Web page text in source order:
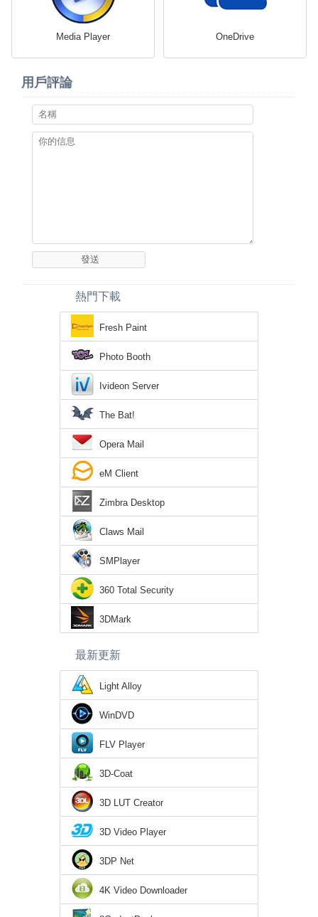
Media Player OneDrive
用戶評論
熱門下載
Fresh Paint
Photo Booth
Ivideon Server
The Bat!
Opera Mail
eM Client
Zimbra Desktop
Claws Mail
SMPlayer
360 Total Security
3DMark
最新更新
Light Alloy
WinDVD
FLV Player
3D-Coat
3D LUT Creator
3D Video Player
3DP Net
4K Video Downloader